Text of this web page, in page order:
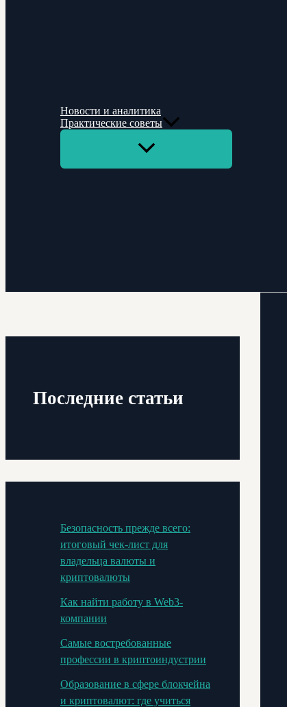
Новости и аналитика
Практические советы
Переключатель
Последние статьи
Безопасность прежде всего:
итоговый чек-лист для
владельца валюты и
криптовалюты
Как найти работу в Web3-
компании
Самые востребованные
профессии в криптоиндустрии
Образование в сфере блокчейна
и криптовалют: где учиться